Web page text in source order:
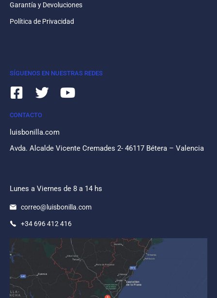
Garantía y Devoluciones
Política de Privacidad
SÍGUENOS EN NUESTRAS REDES
CONTACTO
luisbonilla.com
Avda. Alcalde Vicente Cremades 2- 46117 Bétera – Valencia
Lunes a Viernes de 8 a 14 hs
correo@luisbonilla.com
+34 696 412 416